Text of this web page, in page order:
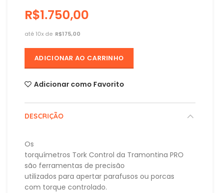
R$
R$
ADICIONAR AO CARRINHO
Adicionar como Favorito
DESCRIÇÃO
Os
torquímetros Tork Control da Tramontina PRO
são ferramentas de precisão
utilizados para apertar parafusos ou porcas
com torque controlado.